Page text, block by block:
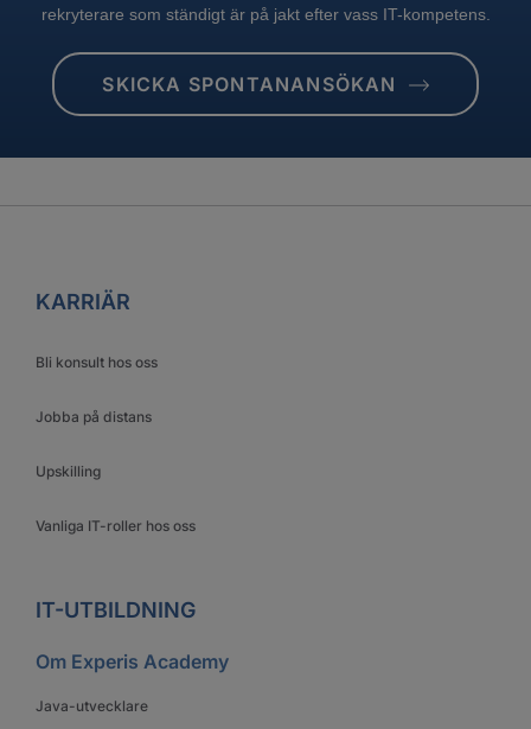
rekryterare som ständigt är på jakt efter vass IT-kompetens.
SKICKA SPONTANANSÖKAN
KARRIÄR
Bli konsult hos oss
Jobba på distans
Upskilling
Vanliga IT-roller hos oss
IT-UTBILDNING
Om Experis Academy
Java-utvecklare